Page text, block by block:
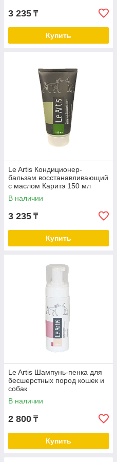
3 235 ₸
Купить
Le Artis Кондиционер-
бальзам восстанавливающий
с маслом Каритэ 150 мл
В наличии
3 235 ₸
Купить
Le Artis Шампунь-пенка для
бесшерстных пород кошек и
собак
В наличии
2 800 ₸
Купить